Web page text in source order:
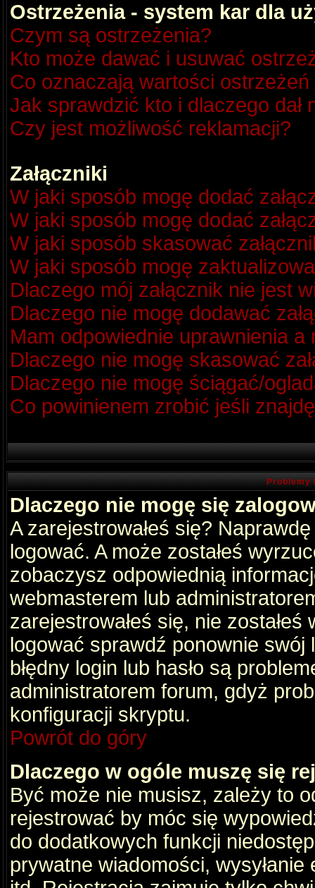
Ostrzeżenia - system kar dla
Czym są ostrzeżenia?
Kto może dawać i usuwać
Co oznaczają wartości
Jak sprawdzić kto i dlaczego dał
Czy jest możliwość reklamacji?
Załączniki
W jaki sposób mogę dodać
W jaki sposób mogę dodać
W jaki sposób skasować
W jaki sposób mogę
Dlaczego mój załącznik nie jest
Dlaczego nie mogę dodawać
Mam odpowiednie uprawnienia a
Dlaczego nie mogę skasować
Dlaczego nie mogę ściągać/
Co powinienem zrobić jeśli
Problemy
Dlaczego nie mogę się
A zarejestrowałeś się?
logować. A może zostałeś
zobaczysz odpowiednią
webmasterem lub
zarejestrowałeś się, nie
logować sprawdź ponownie swój
błędny login lub hasło są
administratorem forum, gdyż
konfiguracji skryptu.
Powrót do góry
Dlaczego w ogóle muszę się
Być może nie musisz, zależy to
rejestrować by móc się
do dodatkowych funkcji
prywatne wiadomości,